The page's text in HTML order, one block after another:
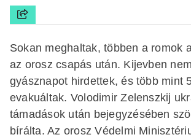
Sokan meghaltak, többen a romok
az orosz csapás után. Kijevben
gyásznapot hirdettek, és több mint
evakuáltak. Volodimir Zelenszkij
támadások után bejegyzésében
bírálta. Az orosz Védelmi